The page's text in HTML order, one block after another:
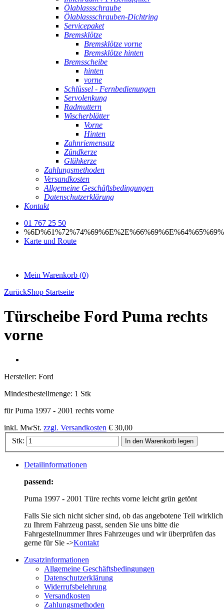
Ölablassschraube
Ölablassschrauben-Dichtring
Servicepaket
Bremsklötze
Bremsklötze vorne
Bremsklötze hinten
Bremsscheibe
hinten
vorne
Schlüssel - Fernbedienungen
Servolenkung
Radmuttern
Wischerblätter
Vorne
Hinten
Zahnriemensatz
Zündkerze
Glühkerze
Zahlungsmethoden
Versandkosten
Allgemeine Geschäftsbedingungen
Datenschutzerklärung
Kontakt
01 767 25 50
Karte und Route
Mein Warenkorb (0)
ZurückShop Startseite
Türscheibe Ford Puma rechts
vorne
Hersteller: Ford
Mindestbestellmenge: 1 Stk
für Puma 1997 - 2001 rechts vorne
inkl. MwSt. zzgl. Versandkosten € 30,00
Stk:
In den Warenkorb legen
Detailinformationen
passend:
Puma 1997 - 2001 Türe rechts vorne leicht grün getönt
Falls Sie sich nicht sicher sind, ob das angebotene Teil wirklich
zu Ihrem Fahrzeug passt, senden Sie uns bitte die
Fahrgestellnummer Ihres Fahrzeuges und wir überprüfen das
gerne für Sie ->Kontakt
Zusatzinformationen
Allgemeine Geschäftsbedingungen
Datenschutzerklärung
Widerrufsbelehrung
Versandkosten
Zahlungsmethoden